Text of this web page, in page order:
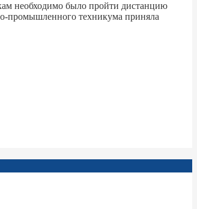
необходимо было пройти дистанцию
промышленного техникума приняла